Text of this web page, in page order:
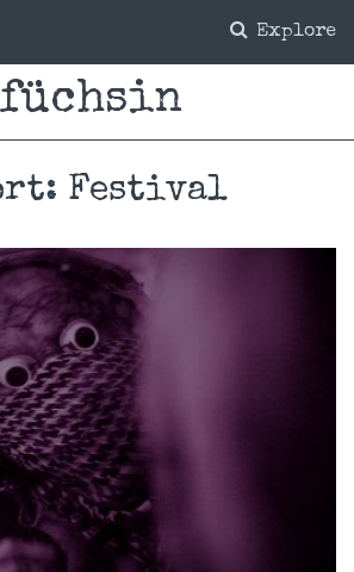
Explore
Festival